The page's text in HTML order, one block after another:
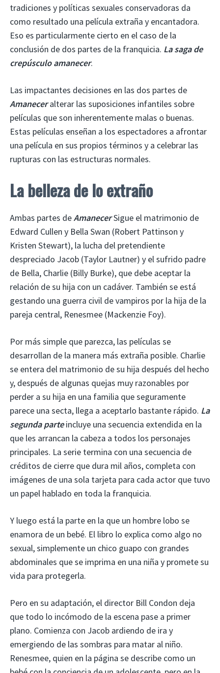
tradiciones y políticas sexuales conservadoras da
como resultado una película extraña y encantadora.
Eso es particularmente cierto en el caso de la
conclusión de dos partes de la franquicia. La saga de
crepúsculo amanecer.
Las impactantes decisiones en las dos partes de
Amaneceralterar las suposiciones infantiles sobre
películas que son inherentemente malas o buenas.
Estas películas enseñan a los espectadores a afrontar
una película en sus propios términos y a celebrar las
rupturas con las estructuras normales.
La belleza de lo extraño
Ambas partes deAmanecerSigue el matrimonio de
Edward Cullen y Bella Swan (Robert Pattinson y
Kristen Stewart), la lucha del pretendiente
despreciado Jacob (Taylor Lautner) y el sufrido padre
de Bella, Charlie (Billy Burke), que debe aceptar la
relación de su hija con un cadáver. También se está
gestando una guerra civil de vampiros por la hija de la
pareja central, Renesmee (Mackenzie Foy).
Por más simple que parezca, las películas se
desarrollan de la manera más extraña posible. Charlie
se entera del matrimonio de su hija después del hecho
y, después de algunas quejas muy razonables por
perder a su hija en una familia que seguramente
parece una secta, llega a aceptarlo bastante rápido. La
segunda parteincluye una secuencia extendida en la
que les arrancan la cabeza a todos los personajes
principales. La serie termina con una secuencia de
créditos de cierre que dura mil años, completa con
imágenes de una sola tarjeta para cada actor que tuvo
un papel hablado en toda la franquicia.
Y luego está la parte en la que un hombre lobo se
enamora de un bebé. El libro lo explica como algo no
sexual, simplemente un chico guapo con grandes
abdominales que se imprima en una niña y promete su
vida para protegerla.
Pero en su adaptación, el director Bill Condon deja
que todo lo incómodo de la escena pase a primer
plano. Comienza con Jacob ardiendo de ira y
emergiendo de las sombras para matar al niño.
Renesmee, quien en la página se describe como un